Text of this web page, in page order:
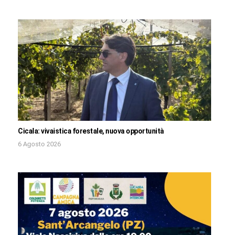
Cicala: vivaistica forestale, nuova opportunità
6 Agosto 2026